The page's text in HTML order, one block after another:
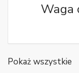
Waga
Pokaż wszystkie